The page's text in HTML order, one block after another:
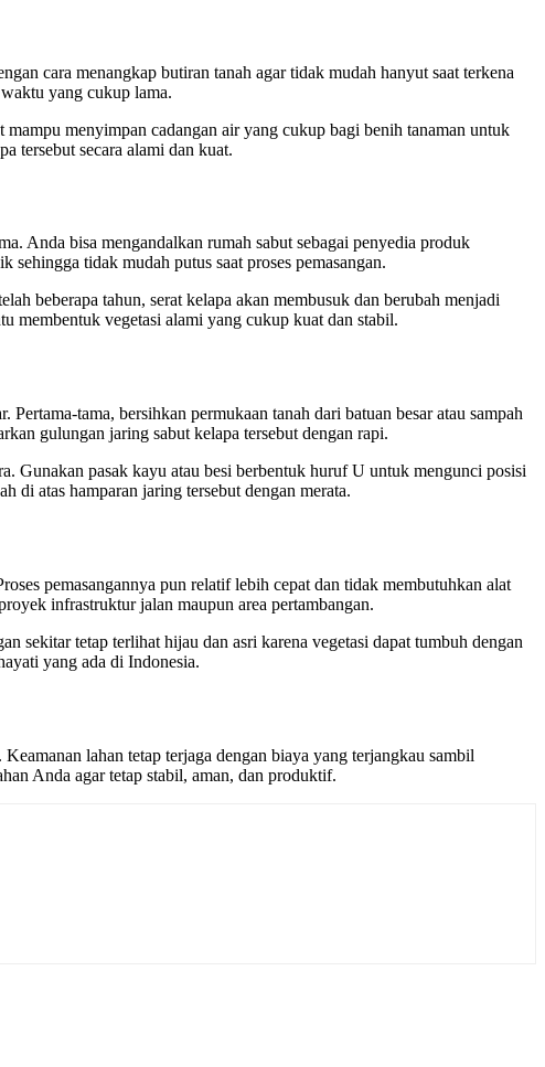
cara menangkap butiran tanah agar tidak mudah hanyut saat terkena
yang cukup lama.
menyimpan cadangan air yang cukup bagi benih tanaman untuk
tersebut secara alami dan kuat.
Anda bisa mengandalkan rumah sabut sebagai penyedia produk
tidak mudah putus saat proses pemasangan.
beberapa tahun, serat kelapa akan membusuk dan berubah menjadi
membentuk vegetasi alami yang cukup kuat dan stabil.
tama, bersihkan permukaan tanah dari batuan besar atau sampah
gulungan jaring sabut kelapa tersebut dengan rapi.
Gunakan pasak kayu atau besi berbentuk huruf U untuk mengunci posisi
di atas hamparan jaring tersebut dengan merata.
pemasangannya pun relatif lebih cepat dan tidak membutuhkan alat
infrastruktur jalan maupun area pertambangan.
sekitar tetap terlihat hijau dan asri karena vegetasi dapat tumbuh dengan
yang ada di Indonesia.
lahan tetap terjaga dengan biaya yang terjangkau sambil
Anda agar tetap stabil, aman, dan produktif.